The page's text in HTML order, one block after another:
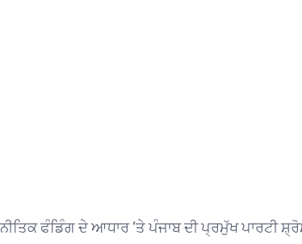
ਫੰਡਿੰਗ ਦੇ ਆਧਾਰ ‘ਤੇ ਪੰਜਾਬ ਦੀ ਪ੍ਰਮੁੱਖ ਪਾਰਟੀ